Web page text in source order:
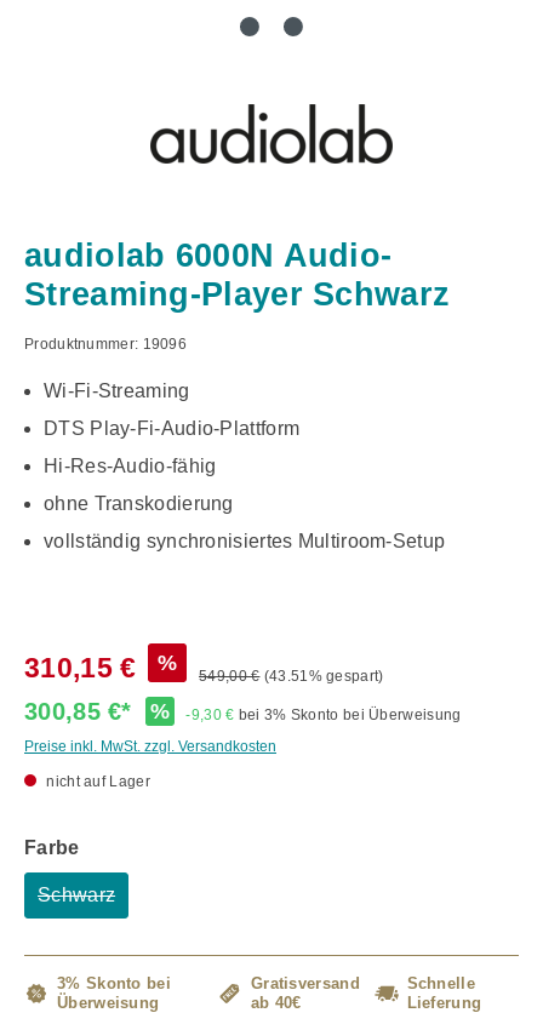
audiolab 6000N Audio-
Streaming-Player Schwarz
Produktnummer: 19096
Wi-Fi-Streaming
DTS Play-Fi-Audio-Plattform
Hi-Res-Audio-fähig
ohne Transkodierung
vollständig synchronisiertes Multiroom-Setup
310,15 € %
549,00 € (43.51% gespart)
300,85 €* % -9,30 € bei 3% Skonto bei Überweisung
Preise inkl. MwSt. zzgl. Versandkosten
nicht auf Lager
Farbeauswählen
Schwarz
3% Skonto bei
Überweisung
Gratisversand
ab 40€
Schnelle
Lieferung